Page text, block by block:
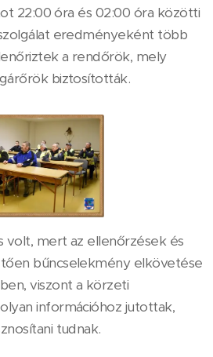
22:00 óra és 02:00 óra közötti
eredményeként több
a rendőrök, mely
biztosították.
volt, mert az ellenőrzések és
bűncselekmény elkövetése
viszont a körzeti
információhoz jutottak,
tudnak.